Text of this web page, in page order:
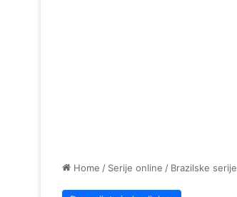
Home / Serije online / Brazilske serije